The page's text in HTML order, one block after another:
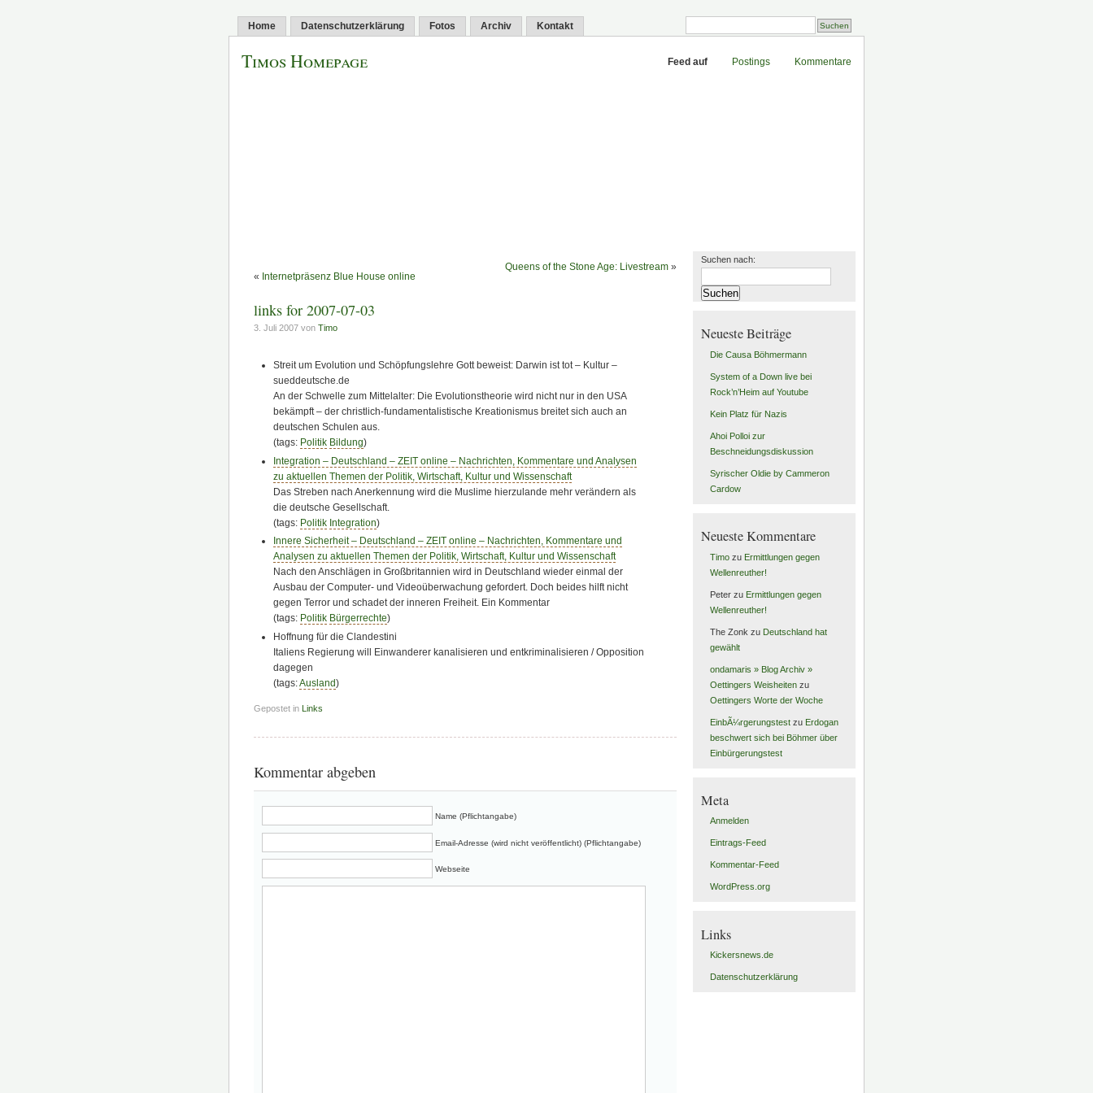
Home Datenschutzerklärung Fotos Archiv Kontakt
Timos Homepage Feed auf Postings Kommentare
« Internetpräsenz Blue House online
Queens of the Stone Age: Livestream »
links for 2007-07-03
3. Juli 2007 von Timo
Streit um Evolution und Schöpfungslehre Gott beweist: Darwin ist tot – Kultur –
sueddeutsche.de
An der Schwelle zum Mittelalter: Die Evolutionstheorie wird nicht nur in den USA
bekämpft – der christlich-fundamentalistische Kreationismus breitet sich auch an
deutschen Schulen aus.
(tags: Politik Bildung)
Integration – Deutschland – ZEIT online – Nachrichten, Kommentare und Analysen
zu aktuellen Themen der Politik, Wirtschaft, Kultur und Wissenschaft
Das Streben nach Anerkennung wird die Muslime hierzulande mehr verändern als
die deutsche Gesellschaft.
(tags: Politik Integration)
Innere Sicherheit – Deutschland – ZEIT online – Nachrichten, Kommentare und
Analysen zu aktuellen Themen der Politik, Wirtschaft, Kultur und Wissenschaft
Nach den Anschlägen in Großbritannien wird in Deutschland wieder einmal der
Ausbau der Computer- und Videoüberwachung gefordert. Doch beides hilft nicht
gegen Terror und schadet der inneren Freiheit. Ein Kommentar
(tags: Politik Bürgerrechte)
Hoffnung für die Clandestini
Italiens Regierung will Einwanderer kanalisieren und entkriminalisieren / Opposition
dagegen
(tags:Ausland)
Gepostet in Links
Kommentar abgeben
Name (Pflichtangabe)
Email-Adresse (wird nicht veröffentlicht) (Pflichtangabe)
Webseite
Suchen nach:
Neueste Beiträge
Die Causa Böhmermann
System of a Down live bei
Rock’n’Heim auf Youtube
Kein Platz für Nazis
Ahoi Polloi zur
Beschneidungsdiskussion
Syrischer Oldie by Cammeron
Cardow
Neueste Kommentare
Timozu Ermittlungen gegen
Wellenreuther!
Peterzu Ermittlungen gegen
Wellenreuther!
The Zonk zu Deutschland hat
gewählt
ondamaris » Blog Archiv »
Oettingers Weisheitenzu
Oettingers Worte der Woche
EinbÃ¼rgerungstestzu Erdogan
beschwert sich bei Böhmer über
Einbürgerungstest
Meta
Anmelden
Eintrags-Feed
Kommentar-Feed
WordPress.org
Links
Kickersnews.de
Datenschutzerklärung